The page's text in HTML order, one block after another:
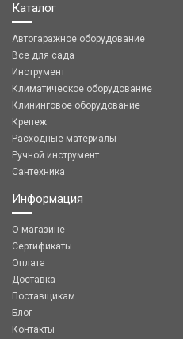
Каталог
Автогаражное оборудование
Все для сада
Инструмент
Климатическое оборудование
Клининговое оборудование
Крепеж
Расходные материалы
Ручной инструмент
Сантехника
Информация
О магазине
Сертификаты
Оплата
Доставка
Поставщикам
Блог
Контакты